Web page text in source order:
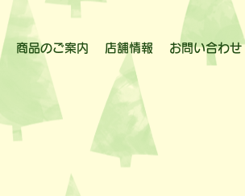
商品のご案内 店舗情報 お問い合わせ